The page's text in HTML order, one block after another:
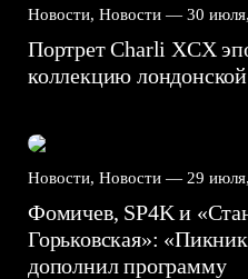
Новости, Новости — 30
Портрет Charli XCX
коллекцию
Новости, Новости — 29
Фомичев, SP4K и
Горьковская»:
дополнил программу